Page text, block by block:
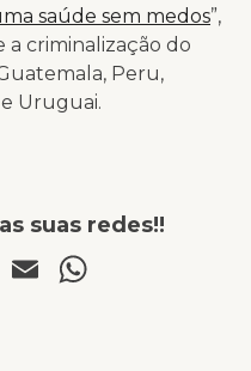
saúde sem medos”,
criminalização do
Peru,
Uruguai.
suas redes!!
Twitter
Email